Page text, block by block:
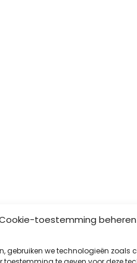
toestemming beheren
gebruiken we technologieën